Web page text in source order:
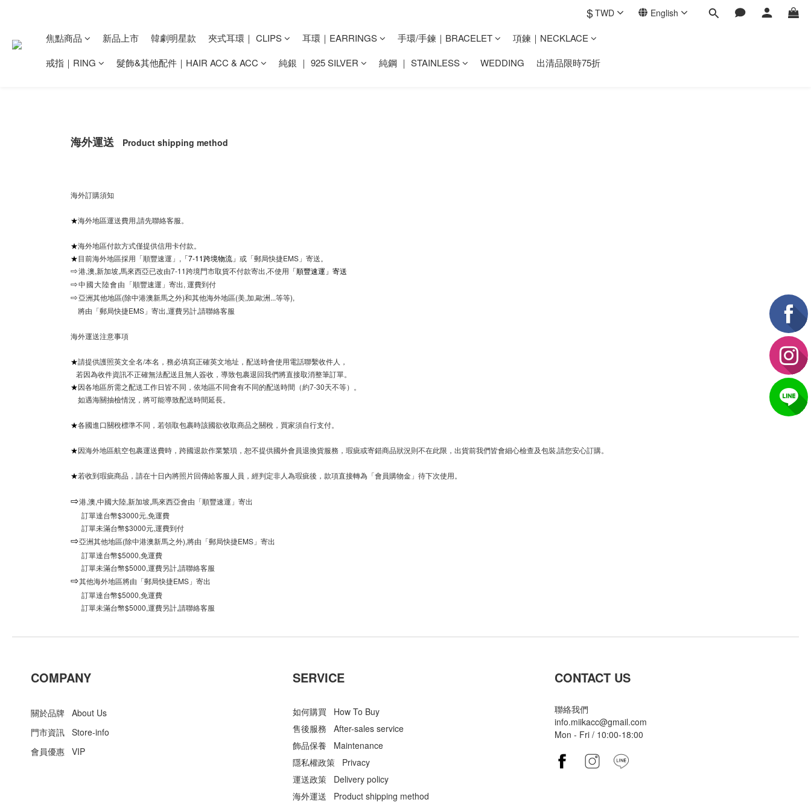
$TWD English
焦點商品 新品上市 韓劇明星款 夾式耳環｜ CLIPS 耳環｜EARRINGS 手環/手鍊｜BRACELET
項鍊｜NECKLACE
戒指｜RING
髮飾&其他配件｜HAIR ACC & ACC 純銀 ｜ 925 SILVER 純鋼 ｜ STAINLESS WEDDING 出清品限時75折
海外運送 Product shipping method
海外訂購須知
★海外地區運送費用,請先聯絡客服。
★海外地區付款方式僅提供信用卡付款。
★目前海外地區採用「順豐速運」, 「7-11跨境物流」 或「郵局快捷EMS」寄送。
⇨港,澳,新加坡,馬來西亞已改由7-11跨境門市取貨不付款寄出,不使用 「順豐速運」寄送
⇨中國大陸會由 「順豐速運」寄出, 運費到付
⇨亞洲其他地區(除中港澳新馬之外)和其他海外地區(美,加,歐洲...等等),
將由「郵局快捷EMS」寄出,運費另計,請聯絡客服
海外運送注意事項
★請提供護照英文全名/本名，務必填寫正確英文地址，配送時會使用電話聯繫收件人，
若因為收件資訊不正確無法配送且無人簽收，導致包裹退回我們將直接取消整筆訂單。
★因各地區所需之配送工作日皆不同，依地區不同會有不同的配送時間（約7-30天不等）。
如遇海關抽檢情況，將可能導致配送時間延長。
★各國進口關稅標準不同，若領取包裹時該國欲收取商品之關稅，買家須自行支付。
★因海外地區航空包裹運送費時，跨國退款作業繁瑣，恕不提供國外會員退換貨服務，瑕疵或寄錯商品狀況則不在此限， 出貨前我們皆會細心檢查及包裝,請您安心訂購。
★若收到瑕疵商品，請在十日內將照片回傳給客服人員，經判定非人為瑕疵後，款項直接轉為「會員購物金」待下次使用。
⇨港,澳,中國大陸,新加坡,馬來西亞會由「順豐速運」寄出
訂單達台幣$3000元,免運費
訂單未滿台幣$3000元,運費到付
⇨亞洲其他地區(除中港澳新馬之外),將由「郵局快捷EMS」寄出
訂單達台幣$5000,免運費
訂單未滿台幣$5000,運費另計,請聯絡客服
⇨其他海外地區將由「郵局快捷EMS」寄出
訂單達台幣$5000,免運費
訂單未滿台幣$5000,運費另計,請聯絡客服
COMPANY
關於品牌 About Us
門市資訊 Store-info
會員優惠 VIP
SERVICE
如何購買 How To Buy
售後服務 After-sales service
飾品保養 Maintenance
隱私權政策 Privacy
運送政策 Delivery policy
海外運送 Product shipping method
CONTACT US
聯絡我們
info.miikacc@gmail.com
Mon - Fri / 10:00-18:00